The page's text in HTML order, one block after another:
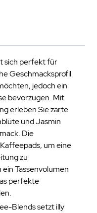
sich perfekt für
Geschmacksprofil
jedoch ein
bevorzugen. Mit
erleben Sie zarte
und Jasmin
Die
um eine
zu
Tassenvolumen
perfekte
Blends setzt illy